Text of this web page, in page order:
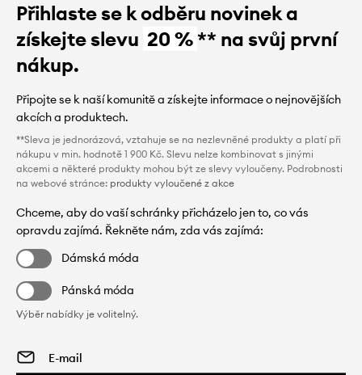
Přihlaste se k odběru novinek a
získejte slevu 20 %** na svůj první
nákup.
Připojte se k naší komunitě a získejte informace o nejnovějších
akcích a produktech.
**Sleva je jednorázová, vztahuje se na nezlevněné produkty a platí při
nákupu v min. hodnotě 1 900 Kč. Slevu nelze kombinovat s jinými
akcemi a některé produkty mohou být ze slevy vyloučeny. Podrobnosti
na webové stránce: produkty vyloučené z akce
Chceme, aby do vaší schránky přicházelo jen to, co vás
opravdu zajímá. Řekněte nám, zda vás zajímá:
Dámská móda
Pánská móda
Výběr nabídky je volitelný.